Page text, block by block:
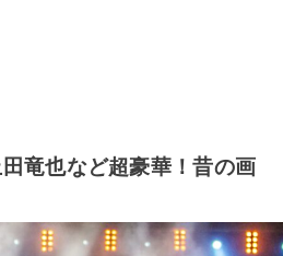
竜也など超豪華！昔の画